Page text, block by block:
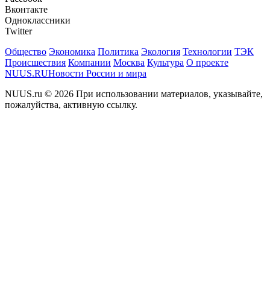
Вконтакте
Одноклассники
Twitter
Общество Экономика Политика Экология Технологии ТЭК
Происшествия Компании Москва Культура О проекте
NUUS.RUНовости России и мира
NUUS.ru © 2026 При использовании материалов, указывайте,
пожалуйства, активную ссылку.